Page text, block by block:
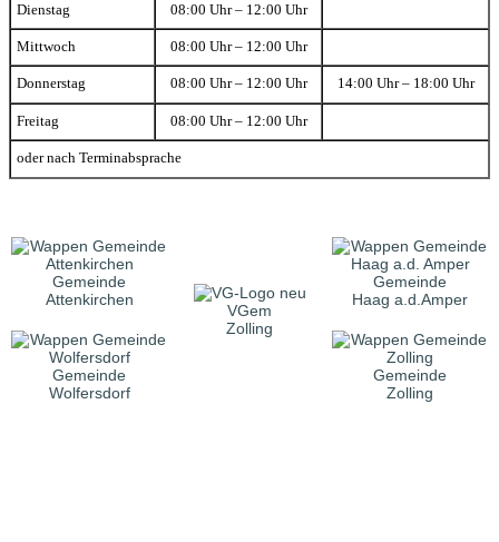
Dienstag 08:00 Uhr – 12:00 Uhr
Mittwoch 08:00 Uhr – 12:00 Uhr
Donnerstag 08:00 Uhr – 12:00 Uhr 14:00 Uhr – 18:00 Uhr
Freitag 08:00 Uhr – 12:00 Uhr
oder nach Terminabsprache
Gemeinde
Attenkirchen
VGem
Zolling
Gemeinde
Haag a.d.Amper
Gemeinde
Wolfersdorf
Gemeinde
Zolling